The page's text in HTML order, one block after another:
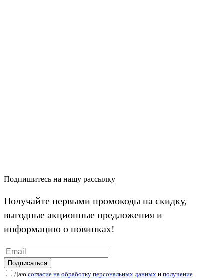
Подпишитесь на нашу рассылку
Получайте первыми промокоды на скидку,
выгодные акционные предложения и
информацию о новинках!
Подписаться
Даю согласие на обработку персональных данных и получение